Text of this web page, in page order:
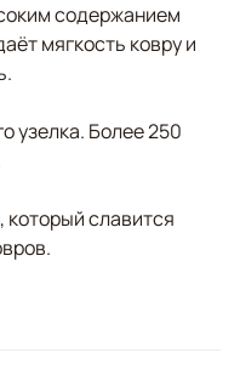
содержанием
мягкость ковру и
узелка. Более 250
который славится